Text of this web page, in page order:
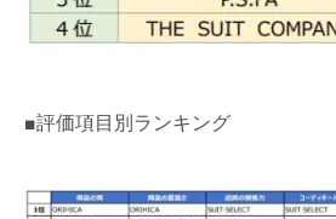
■評価項目別ランキング